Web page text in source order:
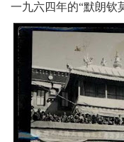
一九六四年的“默朗钦